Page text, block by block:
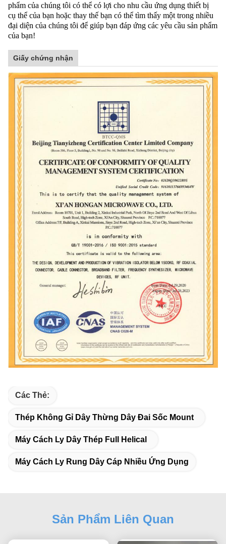
phẩm của chúng tôi có thể có lợi cho nhu cầu ứng dụng thiết bị
cụ thể của bạn hoặc thay thế bạn có thể tìm thấy một trong nhiều
đại diện của chúng tôi để giúp bạn đáp ứng các yêu cầu sản phẩm
của bạn!
Giấy chứng nhận
Các Thẻ:
Thép Không Gỉ Dây Thừng Dây Đai Sốc Mount
Máy Cách Ly Dây Thép Full Helical
Máy Cách Ly Rung Dây Cáp Nhiều Ứng Dụng
Sản Phẩm Liên Quan